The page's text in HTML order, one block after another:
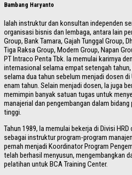
Bambang Haryanto
Ialah instruktur dan konsultan independen
organisasi bisnis dan lembaga, antara lain
Group, Bank Tamara, Gajah Tunggal Group,
Tiga Raksa Group, Modern Group, Napan
PT Intraco Penta Tbk. Ia memulai karirnya
internasional selama empat setengah
selama dua tahun sebelum menjadi dosen
enam tahun. Selain menjadi dosen, Ia juga
memimpin banyak satuan tugas untuk
manajerial dan pengembangan dalam
tinggi.
Tahun 1989, Ia memulai bekerja di Divisi
sebagai instruktur program-program
pernah menjadi Koordinator Program
telah berhasil menyusun, mengembangkan
pelatihan untuk BCA Training Center.